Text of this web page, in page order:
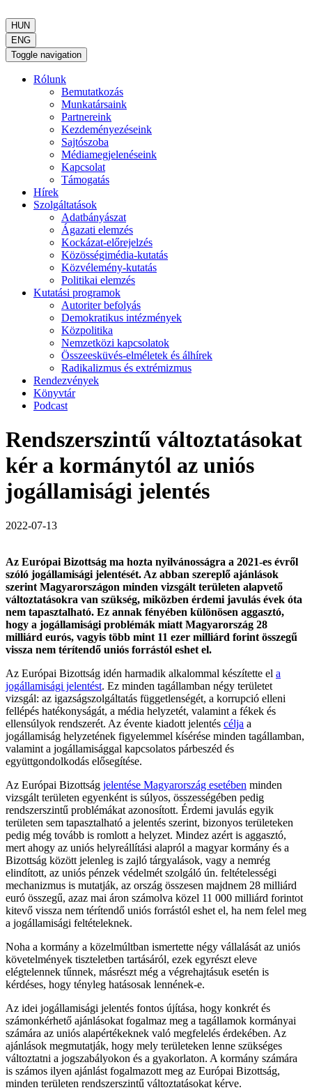
HUN
ENG
Toggle navigation
Rólunk
Bemutatkozás
Munkatársaink
Partnereink
Kezdeményezéseink
Sajtószoba
Médiamegjelenéseink
Kapcsolat
Támogatás
Hírek
Szolgáltatások
Adatbányászat
Ágazati elemzés
Kockázat-előrejelzés
Közösségimédia-kutatás
Közvélemény-kutatás
Politikai elemzés
Kutatási programok
Autoriter befolyás
Demokratikus intézmények
Közpolitika
Nemzetközi kapcsolatok
Összeesküvés-elméletek és álhírek
Radikalizmus és extrémizmus
Rendezvények
Könyvtár
Podcast
Rendszerszintű változtatásokat
kér a kormánytól az uniós
jogállamisági jelentés
2022-07-13
Az Európai Bizottság ma hozta nyilvánosságra a 2021-es évről
szóló jogállamisági jelentését. Az abban szereplő ajánlások
szerint Magyarországon minden vizsgált területen alapvető
változtatásokra van szükség, miközben érdemi javulás évek óta
nem tapasztalható. Ez annak fényében különösen aggasztó,
hogy a jogállamisági problémák miatt Magyarország 28
milliárd eurós, vagyis több mint 11 ezer milliárd forint összegű
vissza nem térítendő uniós forrástól eshet el.
Az Európai Bizottság idén harmadik alkalommal készítette el a
jogállamisági jelentést. Ez minden tagállamban négy területet
vizsgál: az igazságszolgáltatás függetlenségét, a korrupció elleni
fellépés hatékonyságát, a média helyzetét, valamint a fékek és
ellensúlyok rendszerét. Az évente kiadott jelentés célja a
jogállamiság helyzetének figyelemmel kísérése minden tagállamban,
valamint a jogállamisággal kapcsolatos párbeszéd és
együttgondolkodás elősegítése.
Az Európai Bizottság jelentése Magyarország esetében minden
vizsgált területen egyenként is súlyos, összességében pedig
rendszerszintű problémákat azonosított. Érdemi javulás egyik
területen sem tapasztalható a jelentés szerint, bizonyos területeken
pedig még tovább is romlott a helyzet. Mindez azért is aggasztó,
mert ahogy az uniós helyreállítási alapról a magyar kormány és a
Bizottság között jelenleg is zajló tárgyalások, vagy a nemrég
elindított, az uniós pénzek védelmét szolgáló ún. feltételességi
mechanizmus is mutatják, az ország összesen majdnem 28 milliárd
euró összegű, azaz mai áron számolva közel 11 000 milliárd forintot
kitevő vissza nem térítendő uniós forrástól eshet el, ha nem felel meg
a jogállamisági feltételeknek.
Noha a kormány a közelmúltban ismertette négy vállalását az uniós
követelmények tiszteletben tartásáról, ezek egyrészt eleve
elégtelennek tűnnek, másrészt még a végrehajtásuk esetén is
kérdéses, hogy tényleg hatásosak lennének-e.
Az idei jogállamisági jelentés fontos újítása, hogy konkrét és
számonkérhető ajánlásokat fogalmaz meg a tagállamok kormányai
számára az uniós alapértékeknek való megfelelés érdekében. Az
ajánlások megmutatják, hogy mely területeken lenne szükséges
változtatni a jogszabályokon és a gyakorlaton. A kormány számára
is számos ilyen ajánlást fogalmazott meg az Európai Bizottság,
minden területen rendszerszintű változtatásokat kérve.